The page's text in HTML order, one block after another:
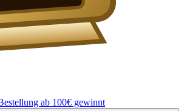
ab 100€ gewinnt